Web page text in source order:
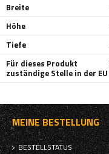
Breite
Höhe
Tiefe
Für dieses Produkt
zuständige Stelle in der EU
MEINE BESTELLUNG
BESTELLSTATUS